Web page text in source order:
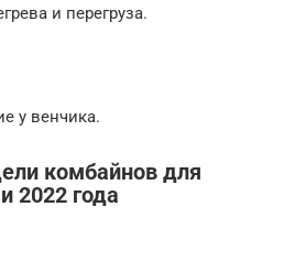
и перегруза.
у венчика.
комбайнов для
2022 года